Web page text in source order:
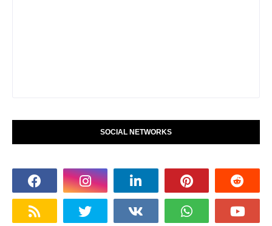
SOCIAL NETWORKS